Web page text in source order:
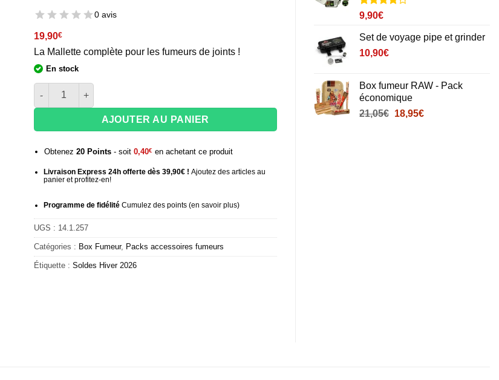
0 avis
19,90€
La Mallette complète pour les fumeurs de joints !
En stock
quantité de Kit Fumeur - Mallette Rasta Skull Weed
AJOUTER AU PANIER
Obtenez 20Points- soit 0,40€ en achetant ce produit
Livraison Express 24h offerte dès 39,90€ ! Ajoutez des articles au
panier et profitez-en!
Programme de fidélitéCumulez des points (en savoir plus)
UGS : 14.1.257
Catégories : Box Fumeur, Packs accessoires fumeurs
Étiquette : Soldes Hiver 2026
Noté4
sur 5
basé sur
1
notation
client
9,90€
Set de voyage pipe et grinder
10,90€
Box fumeur RAW - Pack
économique
21,05€ Le
18,95€Le